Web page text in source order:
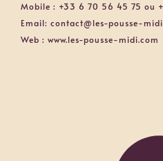
Mobile : +33 6 70 56 45 75 ou
Email: contact@les-pousse-
Web : www.les-pousse-midi.com